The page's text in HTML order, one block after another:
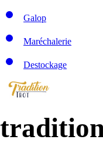
Galop
Maréchalerie
Destockage